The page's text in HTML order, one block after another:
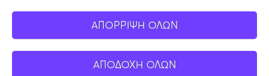
ΑΠΟΡΡΙΨΗ ΟΛΩΝ
ΑΠΟΔΟΧΗ ΟΛΩΝ
Mobile app